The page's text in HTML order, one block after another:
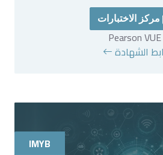
مركز الاختبارات
Pearson VUE
الشهادة
IMYB